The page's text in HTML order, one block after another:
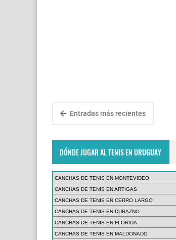
Entradas más recientes
DÓNDE JUGAR AL TENIS EN URUGUAY
CANCHAS DE TENIS EN MONTEVIDEO
CANCHAS DE TENIS EN ARTIGAS
CANCHAS DE TENIS EN CERRO LARGO
CANCHAS DE TENIS EN DURAZNO
CANCHAS DE TENIS EN FLORIDA
CANCHAS DE TENIS EN MALDONADO